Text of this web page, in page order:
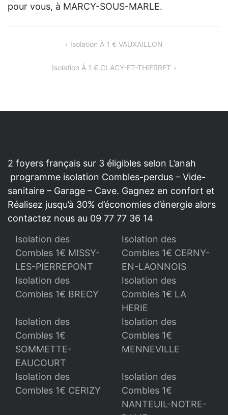
pour vous, à MARCY-SOUS-MARLE.
NAVIGATION
L’ARTICLE
Isolation À 1 € VAUXAILLON
Isolation À 1 € CLACY-ET-THIERRET
2 foyers français sur 3 éligibles selon L’anah
programme isolation Combles-perdus – Vide-
sanitaire – Garage – Cave. Gagnez en confort et
Réalisez jusqu’à 30% d’économies d’énergie alors
contactez nous au 09 77 77 36 14
Isolation des
Combles 1€ MISSY-
LES-PIERREPONT
Isolation des
Combles 1€ CERNY-
EN-LAONNOIS
Isolation des
Combles 1€ BRECY
Isolation des
Combles 1€ LA
HERIE
Isolation des
Combles 1€
SOMMETTE-
EAUCOURT
Isolation des
Combles 1€
MENNEVILLE
Isolation des
Combles 1€ CERIZY
Isolation des
Combles 1€
NANTEUIL-NOTRE-